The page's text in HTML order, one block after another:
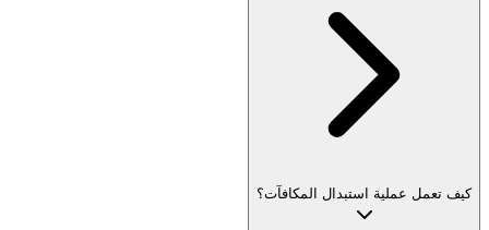
كيف تعمل عملية استبدال المكافآت؟